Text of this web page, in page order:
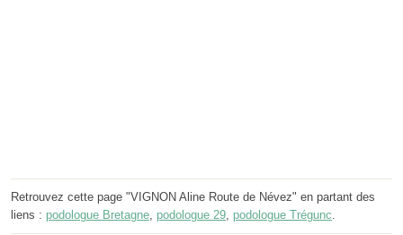
Retrouvez cette page "VIGNON Aline Route de Névez" en partant des
liens : podologue Bretagne, podologue 29, podologue Trégunc.